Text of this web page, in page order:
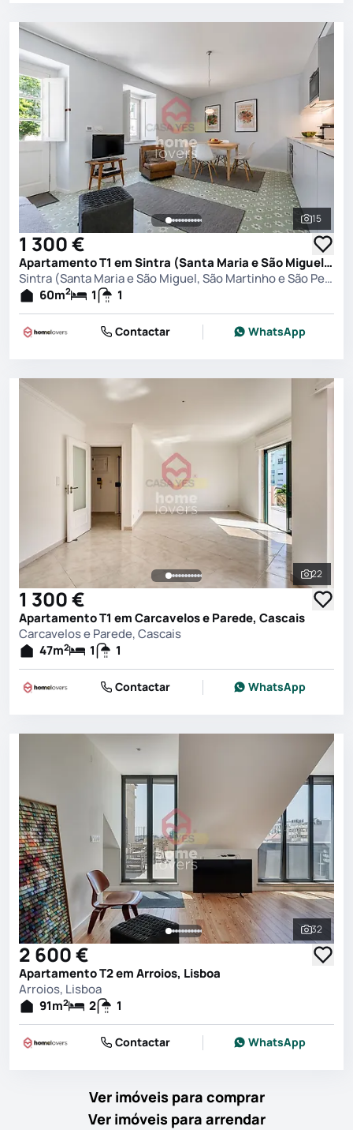
Ver
15
1 300 €
Apartamento T1 em Sintra (Santa Maria e São Miguel, São Martinho e São Pedro de Penaferrim), Sintra
Sintra (Santa Maria e São Miguel, São Martinho e São Pedro de Penaferrim), Sintra
60m2 1 1
Contactar WhatsApp
Ver
22
1 300 €
Apartamento T1 em Carcavelos e Parede, Cascais
Carcavelos e Parede, Cascais
47m2 1 1
Contactar WhatsApp
Ver
32
2 600 €
Apartamento T2 em Arroios, Lisboa
Arroios, Lisboa
91m2 2 1
Contactar WhatsApp
Ver imóveis para comprar
Ver imóveis para arrendar